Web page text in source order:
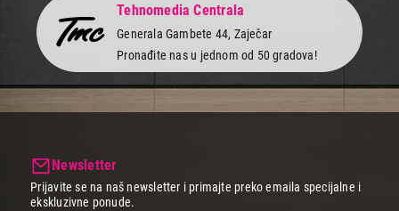
Tehnomedia Centrala
Generala Gambete 44, Zaječar
Pronađite nas u jednom od 50 gradova!
Newsletter
Prijavite se na naš newsletter i primajte preko emaila specijalne i
ekskluzivne ponude.